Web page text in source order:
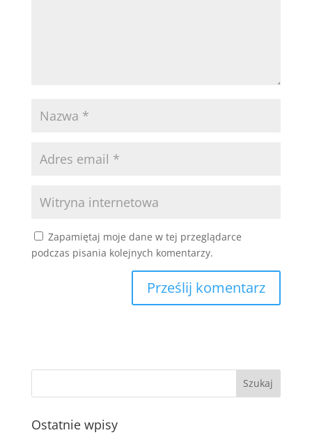
Zapamiętaj moje dane w tej przeglądarce
podczas pisania kolejnych komentarzy.
Ostatnie wpisy